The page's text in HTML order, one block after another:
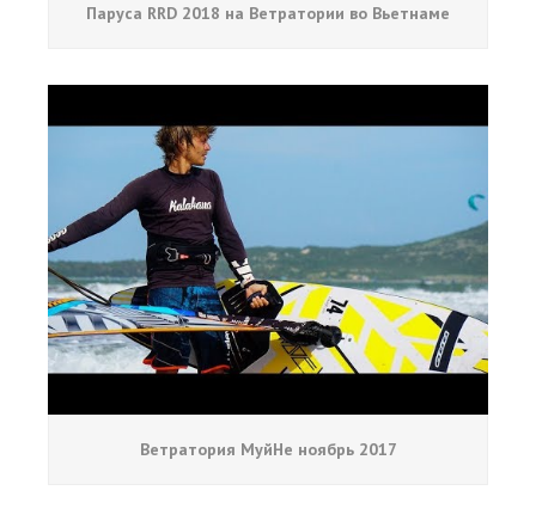
Паруса RRD 2018 на Ветратории во Вьетнаме
Ветратория МуйНе ноябрь 2017